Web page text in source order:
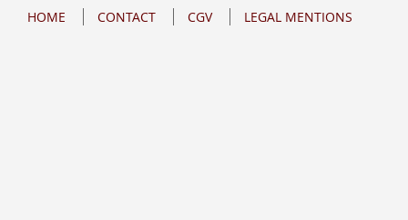
Our
HOME CONTACT CGV LEGAL MENTIONS